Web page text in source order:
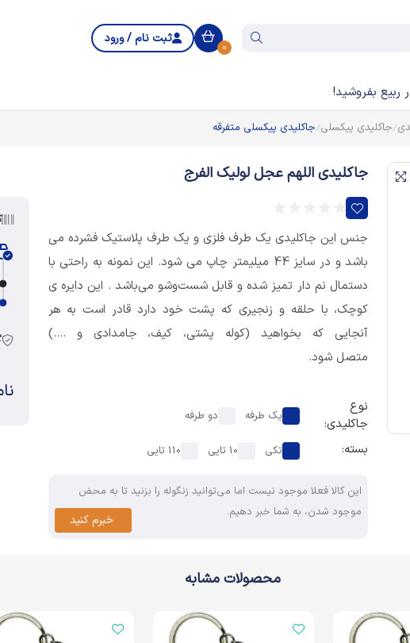
0
ثبت نام / ورود
ربیع بفروشید!
جاکلیدی پیکسلی جاکلیدی پیکسلی متفرقه
جاکلیدی اللهم عجل لولیک الفرج
جنس این جاکلیدی یک طرف فلزی و یک طرف پلاستیک فشرده می
باشد و در سایز 44 میلیمتر چاپ می شود. این نمونه به راحتی با
دستمال نم دار تمیز شده و قابل شست‌وشو می‌باشد . این دایره ی
کوچک، با حلقه و زنجیری که پشت خود دارد قادر است به هر
آنجایی که بخواهید (کوله پشتی، کیف، جامدادی و ....)
متصل شود.
نوع
جاکلیدی:
یک طرفه دو طرفه
بسته: تکی 10 تایی 110 تایی
این کالا فعلا موجود نیست اما می‌توانید زنگوله را بزنید تا به محض
موجود شدن، به شما خبر دهیم.
خبرم کنید
محصولات مشابه